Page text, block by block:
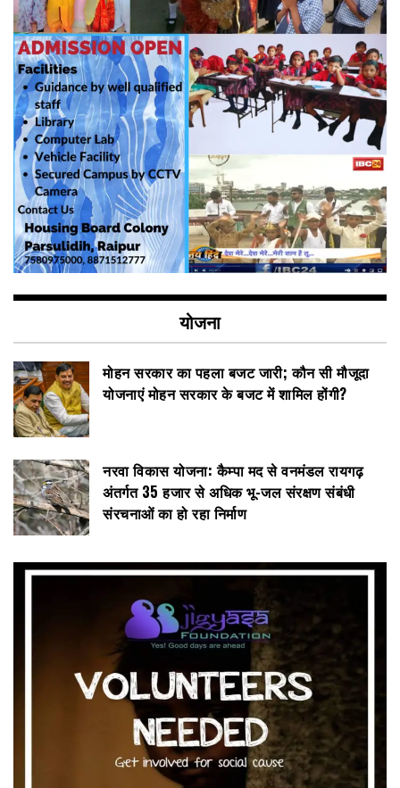
योजना
मोहन सरकार का पहला बजट जारी; कौन सी मौजूदा
योजनाएं मोहन सरकार के बजट में शामिल होंगी?
नरवा विकास योजना: कैम्पा मद से वनमंडल रायगढ़
अंतर्गत 35 हजार से अधिक भू-जल संरक्षण संबंधी
संरचनाओं का हो रहा निर्माण